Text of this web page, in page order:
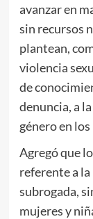
avanzar en
sin recursos
plantean,
violencia
de
denuncia, a
género en
Agregó que
referente a
subrogada,
mujeres y